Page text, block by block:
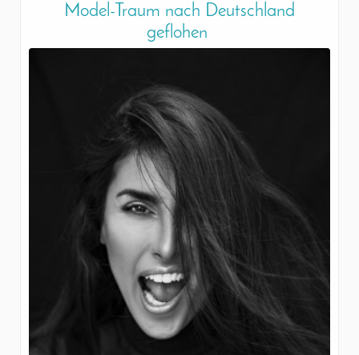
Model-Traum nach Deutschland
geflohen